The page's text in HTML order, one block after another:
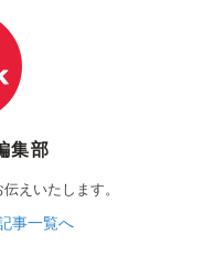
集部
えいたします。
事一覧へ